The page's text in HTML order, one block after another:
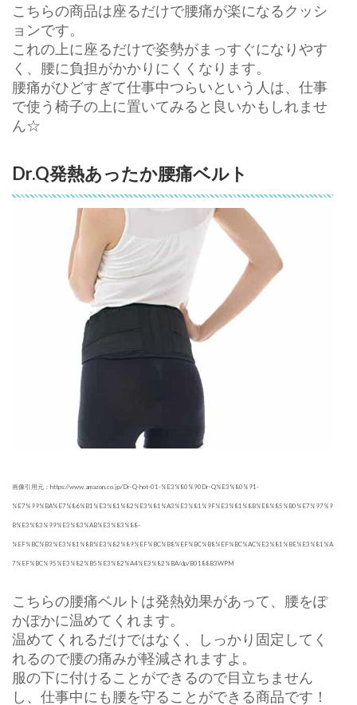
こちらの商品は座るだけで腰痛が楽になるクッシ
ョンです。
これの上に座るだけで姿勢がまっすぐになりやす
く、腰に負担がかかりにくくなります。
腰痛がひどすぎて仕事中つらいという人は、仕事
で使う椅子の上に置いてみると良いかもしれませ
ん☆
Dr.Q発熱あったか腰痛ベルト
画像引用元：https://www.amazon.co.jp/Dr-Q-hot-01-%E3%80%90Dr-Q%E3%80%91-
%E7%99%BA%E7%86%B1%E3%81%82%E3%81%A3%E3%81%9F%E3%81%8B%E8%85%B0%E7%97%9
B%E3%83%99%E3%83%AB%E3%83%88-
%EF%BC%B3%E3%81%8B%E3%82%89%EF%BC%B8%EF%BC%B8%EF%BC%AC%E3%81%BE%E3%81%A
7%EF%BC%95%E3%82%B5%E3%82%A4%E3%82%BA/dp/B0188B3WPM
こちらの腰痛ベルトは発熱効果があって、腰をぽ
かぽかに温めてくれます。
温めてくれるだけではなく、しっかり固定してく
れるので腰の痛みが軽減されますよ。
服の下に付けることができるので目立ちません
し、仕事中にも腰を守ることができる商品です！